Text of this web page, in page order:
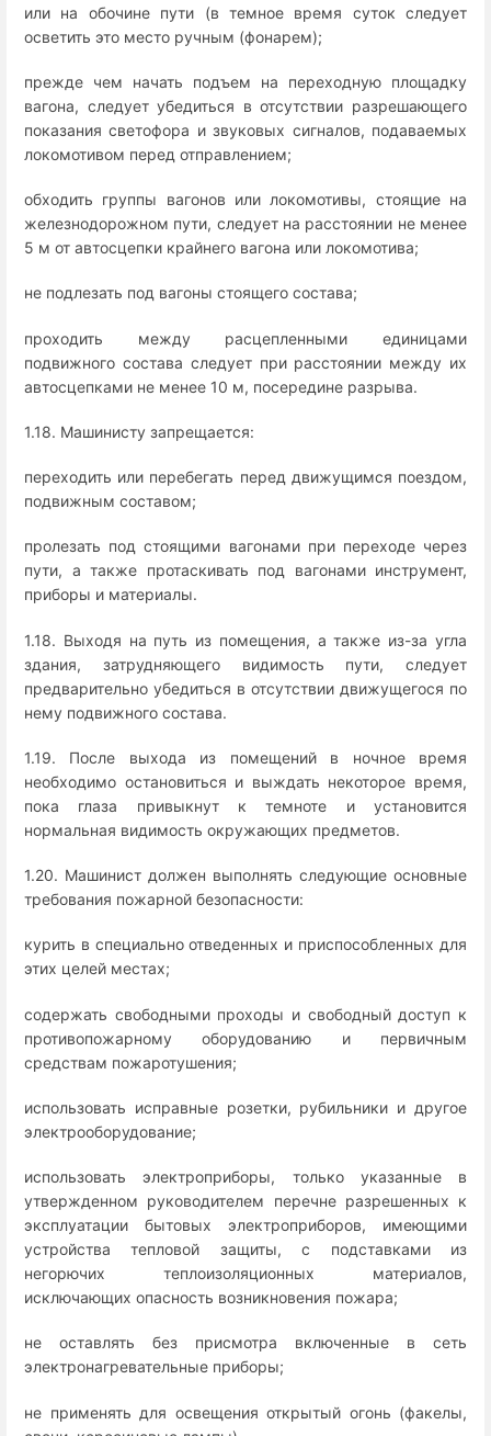
или на обочине пути (в темное время суток следует
осветить это место ручным (фонарем);
прежде чем начать подъем на переходную площадку
вагона, следует убедиться в отсутствии разрешающего
показания светофора и звуковых сигналов, подаваемых
локомотивом перед отправлением;
обходить группы вагонов или локомотивы, стоящие на
железнодорожном пути, следует на расстоянии не менее
5 м от автосцепки крайнего вагона или локомотива;
не подлезать под вагоны стоящего состава;
проходить между расцепленными единицами
подвижного состава следует при расстоянии между их
автосцепками не менее 10 м, посередине разрыва.
1.18. Машинисту запрещается:
переходить или перебегать перед движущимся поездом,
подвижным составом;
пролезать под стоящими вагонами при переходе через
пути, а также протаскивать под вагонами инструмент,
приборы и материалы.
1.18. Выходя на путь из помещения, а также из-за угла
здания, затрудняющего видимость пути, следует
предварительно убедиться в отсутствии движущегося по
нему подвижного состава.
1.19. После выхода из помещений в ночное время
необходимо остановиться и выждать некоторое время,
пока глаза привыкнут к темноте и установится
нормальная видимость окружающих предметов.
1.20. Машинист должен выполнять следующие основные
требования пожарной безопасности:
курить в специально отведенных и приспособленных для
этих целей местах;
содержать свободными проходы и свободный доступ к
противопожарному оборудованию и первичным
средствам пожаротушения;
использовать исправные розетки, рубильники и другое
электрооборудование;
использовать электроприборы, только указанные в
утвержденном руководителем перечне разрешенных к
эксплуатации бытовых электроприборов, имеющими
устройства тепловой защиты, с подставками из
негорючих теплоизоляционных материалов,
исключающих опасность возникновения пожара;
не оставлять без присмотра включенные в сеть
электронагревательные приборы;
не применять для освещения открытый огонь (факелы,